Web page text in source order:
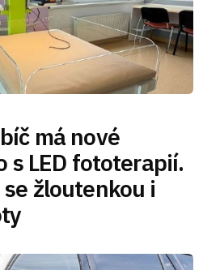
má nové
s LED fototerapií.
žloutenkou i